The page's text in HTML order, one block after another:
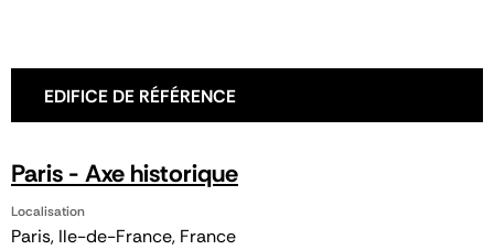
EDIFICE DE RÉFÉRENCE
Paris - Axe historique
Localisation
Paris, Ile-de-France, France